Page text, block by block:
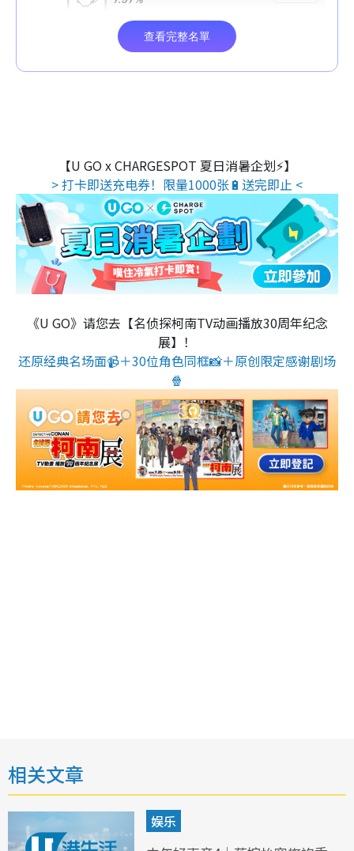
【U GO x CHARGESPOT 夏日消暑企划⚡】
> 打卡即送充电券！限量1000张🔋送完即止 <
《U GO》请您去【名侦探柯南TV动画播放30周年纪念
展】！
还原经典名场面📹＋30位角色同框📸＋原创限定感谢剧场
🍿
相关文章
娱乐